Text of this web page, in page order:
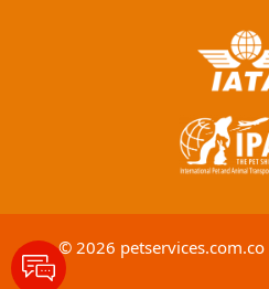
© 2026